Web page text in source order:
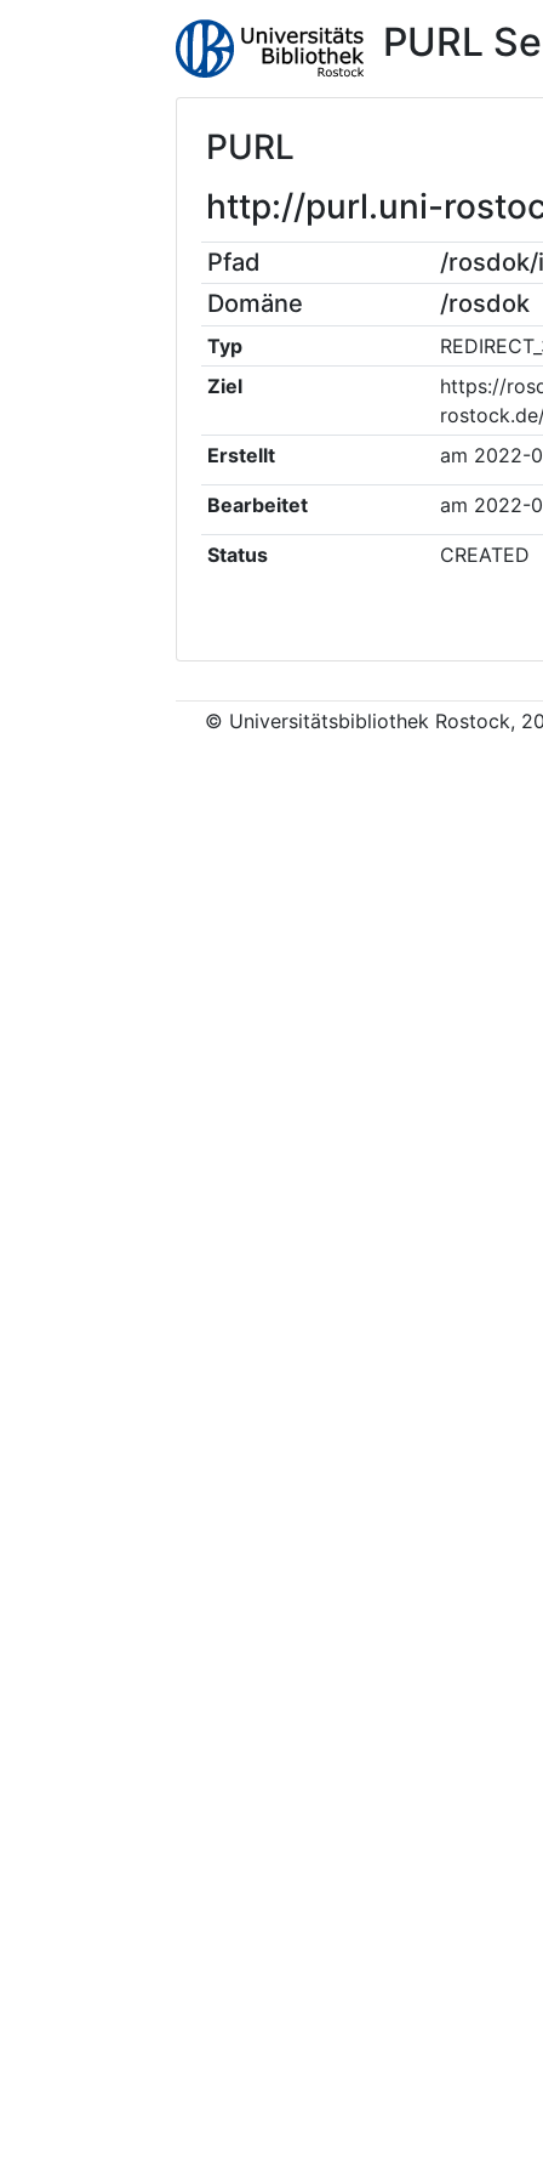
PURL
PURL
http://purl.uni-
Pfad
/
Domäne
/rosdok
Typ
Ziel
https://
Erstellt
am 2022-
Bearbeitet am 2022-
Status CREATED
© Universitätsbibliothek Rostock,